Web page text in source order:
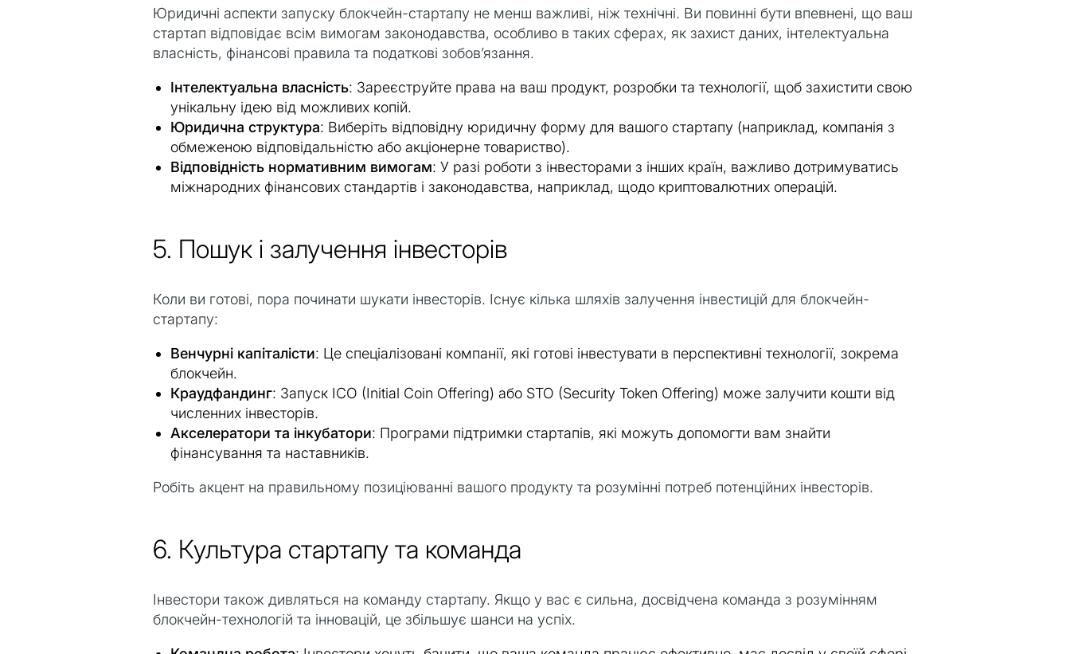
Юридичні аспекти запуску блокчейн-стартапу не менш важливі, ніж технічні. Ви повинні бути впевнені, що ваш
стартап відповідає всім вимогам законодавства, особливо в таких сферах, як захист даних, інтелектуальна
власність, фінансові правила та податкові зобов’язання.
Інтелектуальна власність: Зареєструйте права на ваш продукт, розробки та технології, щоб захистити свою
унікальну ідею від можливих копій.
Юридична структура: Виберіть відповідну юридичну форму для вашого стартапу (наприклад, компанія з
обмеженою відповідальністю або акціонерне товариство).
Відповідність нормативним вимогам: У разі роботи з інвесторами з інших країн, важливо дотримуватись
міжнародних фінансових стандартів і законодавства, наприклад, щодо криптовалютних операцій.
5. Пошук і залучення інвесторів
Коли ви готові, пора починати шукати інвесторів. Існує кілька шляхів залучення інвестицій для блокчейн-
стартапу:
Венчурні капіталісти: Це спеціалізовані компанії, які готові інвестувати в перспективні технології, зокрема
блокчейн.
Краудфандинг: Запуск ICO (Initial Coin Offering) або STO (Security Token Offering) може залучити кошти від
численних інвесторів.
Акселератори та інкубатори: Програми підтримки стартапів, які можуть допомогти вам знайти
фінансування та наставників.
Робіть акцент на правильному позиціюванні вашого продукту та розумінні потреб потенційних інвесторів.
6. Культура стартапу та команда
Інвестори також дивляться на команду стартапу. Якщо у вас є сильна, досвідчена команда з розумінням
блокчейн-технологій та інновацій, це збільшує шанси на успіх.